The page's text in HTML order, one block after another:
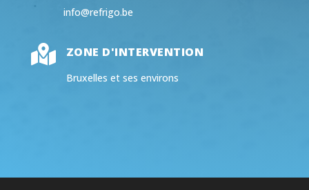
info@refrigo.be
 ZONE D'INTERVENTION
Bruxelles et ses environs